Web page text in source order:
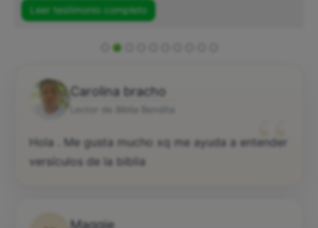
Leer testimonio completo
Carolina bracho
“
Hola . Me gusta mucho xq me ayuda a entender
versículos de la biblia
Maggie